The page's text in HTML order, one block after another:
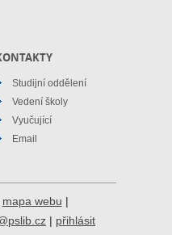
Studijní oddělení
Vedení školy
Vyučující
Email
mapa webu |
| přihlásit